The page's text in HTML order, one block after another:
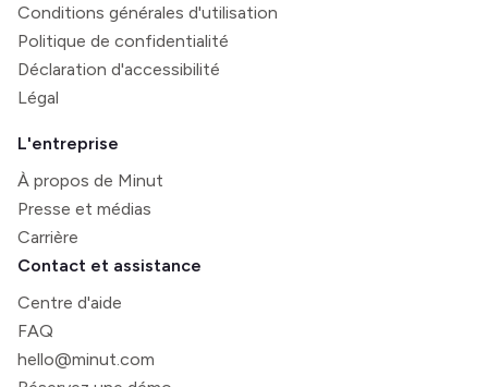
Conditions générales d'utilisation
Politique de confidentialité
Déclaration d'accessibilité
Légal
L'entreprise
À propos de Minut
Presse et médias
Carrière
Contact et assistance
Centre d'aide
FAQ
hello@minut.com